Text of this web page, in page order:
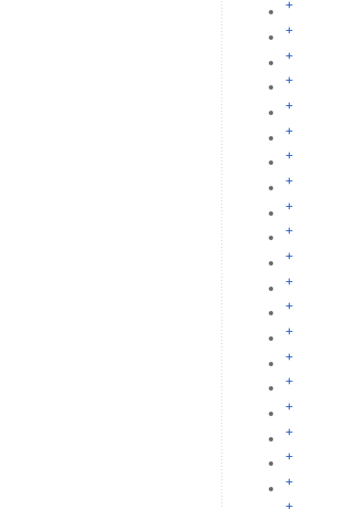
+
+
+
+
+
+
+
+
+
+
+
+
+
+
+
+
+
+
+
+